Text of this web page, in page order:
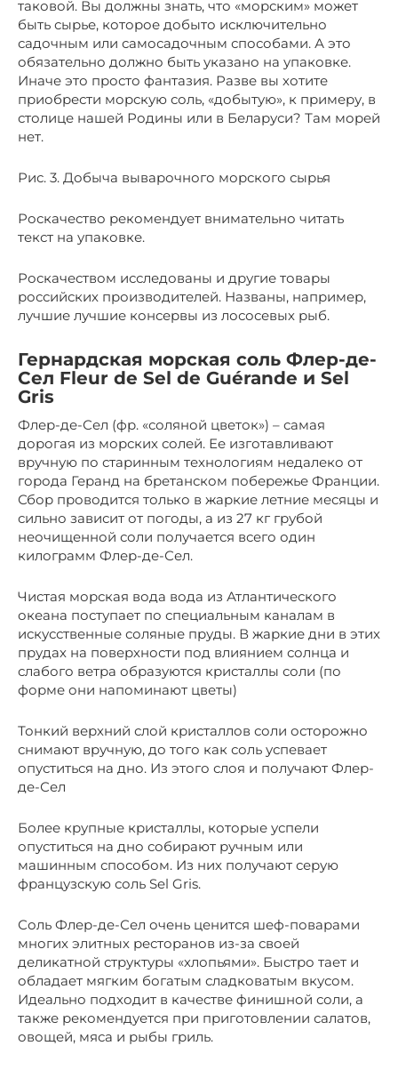
таковой. Вы должны знать, что «морским» может
быть сырье, которое добыто исключительно
садочным или самосадочным способами. А это
обязательно должно быть указано на упаковке.
Иначе это просто фантазия. Разве вы хотите
приобрести морскую соль, «добытую», к примеру, в
столице нашей Родины или в Беларуси? Там морей
нет.
Рис. 3. Добыча выварочного морского сырья
Роскачество рекомендует внимательно читать
текст на упаковке.
Роскачеством исследованы и другие товары
российских производителей. Названы, например,
лучшие лучшие консервы из лососевых рыб.
Гернардская морская соль Флер-де-
Сел Fleur de Sel de Guérande и Sel
Gris
Флер-де-Сел (фр. «соляной цветок») – самая
дорогая из морских солей. Ее изготавливают
вручную по старинным технологиям недалеко от
города Геранд на бретанском побережье Франции.
Сбор проводится только в жаркие летние месяцы и
сильно зависит от погоды, а из 27 кг грубой
неочищенной соли получается всего один
килограмм Флер-де-Сел.
Чистая морская вода вода из Атлантического
океана поступает по специальным каналам в
искусственные соляные пруды. В жаркие дни в этих
прудах на поверхности под влиянием солнца и
слабого ветра образуются кристаллы соли (по
форме они напоминают цветы)
Тонкий верхний слой кристаллов соли осторожно
снимают вручную, до того как соль успевает
опуститься на дно. Из этого слоя и получают Флер-
де-Сел
Более крупные кристаллы, которые успели
опуститься на дно собирают ручным или
машинным способом. Из них получают серую
французскую соль Sel Gris.
Соль Флер-де-Сел очень ценится шеф-поварами
многих элитных ресторанов из-за своей
деликатной структуры «хлопьями». Быстро тает и
обладает мягким богатым сладковатым вкусом.
Идеально подходит в качестве финишной соли, а
также рекомендуется при приготовлении салатов,
овощей, мяса и рыбы гриль.